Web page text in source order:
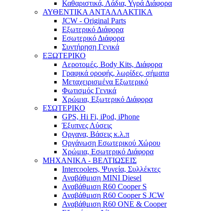
Καθαριστικά, Λάδια, Υγρά Διάφορα
ΑΥΘΕΝΤΙΚΑ ΑΝΤΑΛΛΑΚΤΙΚΑ
JCW - Original Parts
Εξωτερικό Διάφορα
Εσωτερικό Διάφορα
Συντήρηση Γενικά
ΕΞΩΤΕΡΙΚΟ
Αεροτομές, Body Kits, Διάφορα
Γραφικά οροφής, λωρίδες, σήματα
Μεταχειρισμένα Εξωτερικό
Φωτισμός Γενικά
Χρώμια, Εξωτερικό Διάφορα
ΕΣΩΤΕΡΙΚΟ
GPS, Hi Fi, iPod, iPhone
Έξυπνες Λύσεις
Οργανα, Βάσεις κ.λ.π
Οργάνωση Εσωτερικού Χώρου
Χρώμια, Εσωτερικό Διάφορα
ΜΗΧΑΝΙΚΑ - ΒΕΛΤΙΩΣΕΙΣ
Intercoolers, Ψυγεία, Συλλέκτες
Αναβάθμιση MINI Diesel
Αναβάθμιση R60 Cooper S
Αναβάθμιση R60 Cooper S JCW
Αναβάθμιση R60 ONE & Cooper